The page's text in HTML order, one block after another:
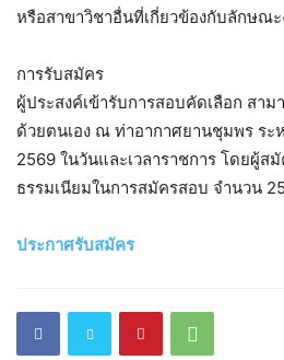
หรือสาขาวิชาอื่นที่เกี่ยวข้องกับลักษณ
การรับสมัคร
ผู้ประสงค์เข้ารับการสอบคัดเลือก สา
ด้วยตนเอง ณ ท่าอากาศยานชุมพร ระ
2569 ในวันและเวลาราชการ โดยผู้ส
ธรรมเนียมในการสมัครสอบ จำนวน
ประกาศรับสมัคร